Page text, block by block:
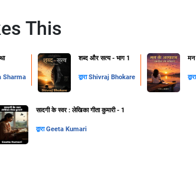
This
Sharma
शब्द और सत्य - भाग 1
द्वाराShivraj Bhokare
मन
द्वारा
सादगी के स्वर : लेखिका गीता कुमारी - 1
द्वाराGeeta Kumari